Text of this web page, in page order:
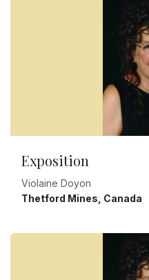
Exposition
Violaine Doyon
Thetford Mines Canada